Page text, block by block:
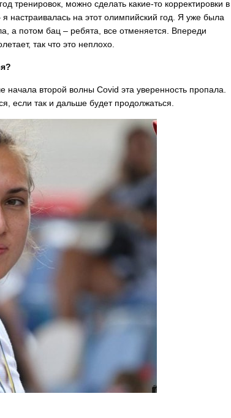
тренировок, можно сделать какие-то корректировки в
настраивалась на этот олимпийский год. Я уже была
а потом бац – ребята, все отменяется. Впереди
так что это неплохо.
второй волны Covid эта уверенность пропала.
если так и дальше будет продолжаться.